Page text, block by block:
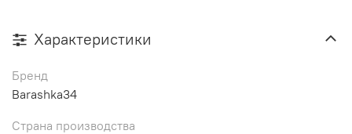
Характеристики
Бренд
Barashka34
Страна производства